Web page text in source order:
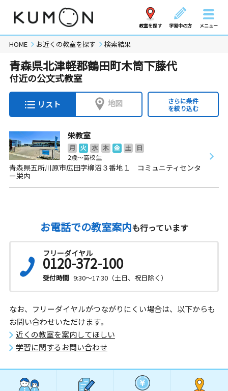
教室を探す 学習中の方 メニュー
HOME お近くの教室を探す 検索結果
青森県北津軽郡鶴田町木筒下藤代
付近の公文式教室
リスト 地図
さらに条件
を絞り込む
栄教室
月 火 水 木 金 土
日
2歳～高校生
青森県五所川原市広田字柳沼３番地１ コミュニティセンタ
ー栄内
お電話での教室案内も行っています
フリーダイヤル
0120-372-100
受付時間 9:30～17:30（土日、祝日除く）
なお、フリーダイヤルがつながりにくい場合は、以下からも
お問い合わせいただけます。
近くの教室を案内してほしい
学習に関するお問い合わせ